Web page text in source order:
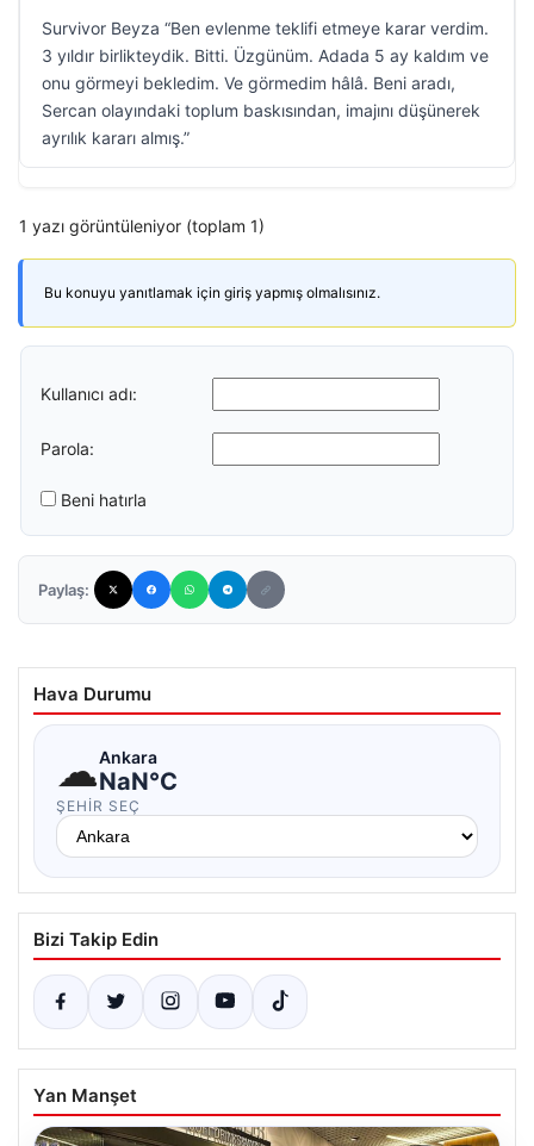
Survivor Beyza “Ben evlenme teklifi etmeye karar verdim.
3 yıldır birlikteydik. Bitti. Üzgünüm. Adada 5 ay kaldım ve
onu görmeyi bekledim. Ve görmedim hâlâ. Beni aradı,
Sercan olayındaki toplum baskısından, imajını düşünerek
ayrılık kararı almış.”
1 yazı görüntüleniyor (toplam 1)
Bu konuyu yanıtlamak için giriş yapmış olmalısınız.
Kullanıcı adı:
Parola:
Beni hatırla
Paylaş:
Hava Durumu
☁Ankara
NaN°C
ŞEHIR SEÇ
Bizi Takip Edin
Yan Manşet